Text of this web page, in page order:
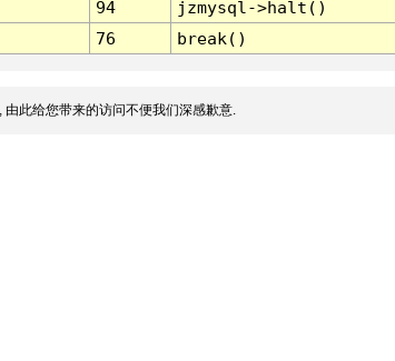
94
jzmysql->halt()
76 break()
此给您带来的访问不便我们深感歉意.